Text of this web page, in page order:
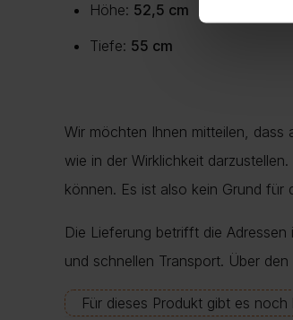
Höhe: 52,5 cm
Tiefe: 55 cm
Wir möchten Ihnen mitteilen,
wie in der Wirklichkeit
können. Es ist also kein Grund
Die Lieferung betrifft die
und schnellen Transport. Über
Für dieses Produkt gibt es